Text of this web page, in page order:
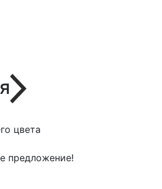
цвета
предложение!